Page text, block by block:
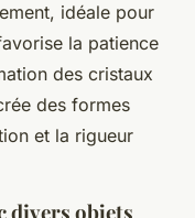
idéale pour
la patience
des cristaux
des formes
et la rigueur
divers objets